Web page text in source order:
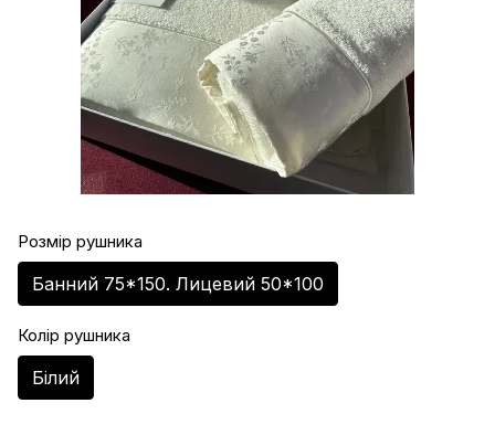
Розмір рушника
Банний 75*150. Лицевий 50*100
Колір рушника
Білий